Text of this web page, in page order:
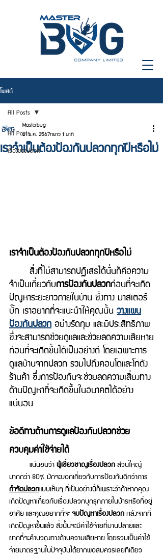
โพสต์
All Posts
เรื่องของปลวก
All Posts
เราจำเป็นต้องป้องกันปลวกทุกปีหรือไม่
Masterbug
21 ธ.ค. 2567 ยาว 1 นาที
เราจำเป็นต้องป้องกันปลวกทุกปีหรือไม่
จำเป็นเกี่ยวกับการป้องกันปลวกก่อนที่จะเกิด
ปัญหาระยะยาวภายในบ้าน ซึ่งทาง มาสเตอร์
บั๊ก เราอยากที่จะแนะนำให้คุณนั้น วางแผน
ป้องกันปลวก อย่างรัดกุม และมีประสิทธิภาพ
ซึ่งจะสามารถช่วยดูแลและช่วยลดความเสียหาย
ก่อนที่จะเกิดขึ้นได้เป็นอย่างดี โดยเฉพาะการ
ดูแลบ้านจากปลวก รวมไปถึงคอนโดและโกดัง
ร้านค้า ซึ่งการป้องกันจะช่วยลดความเสี่ยงทาง
ด้านปัญหาที่จะเกิดขึ้นในอนาคตได้อย่าง
แน่นอน
ข้อดีทางด้านการดูแลป้องกันปลวกช่วย
ควบคุมค่าใช้จ่ายได้
แน่นอนว่า ผู้เชี่ยวชาญเรื่องปลวก ส่วนใหญ่
มากกว่า 80% มักจะบอกเกี่ยวกับการป้องกันดีกว่าการ
กำจัดปลวกแบบเห็นๆ ที่เป็นอย่างนี้ก็เพราะว่าถ้าหากคุณ
เกิดปัญหาเกี่ยวกับเรื่องปลวกบุกรุกภายในบ้ารหรือที่อยู่
อาศัย และคุณอยากที่จะ จบปัญหาเรื่องปลวก หลังจากที่
เกิดปัญหาขึ้นแล้ว สิ่งนั้นจะมีค่าใช้จ่ายที่บานปลายและ
ยากที่จะคำนวณทางด้านความเสียหาย โดยรวมเป็นค่าใช้
จ่ายมาตรฐานในปัจจุบันได้ยากพอสมควรเลยทีเดียว